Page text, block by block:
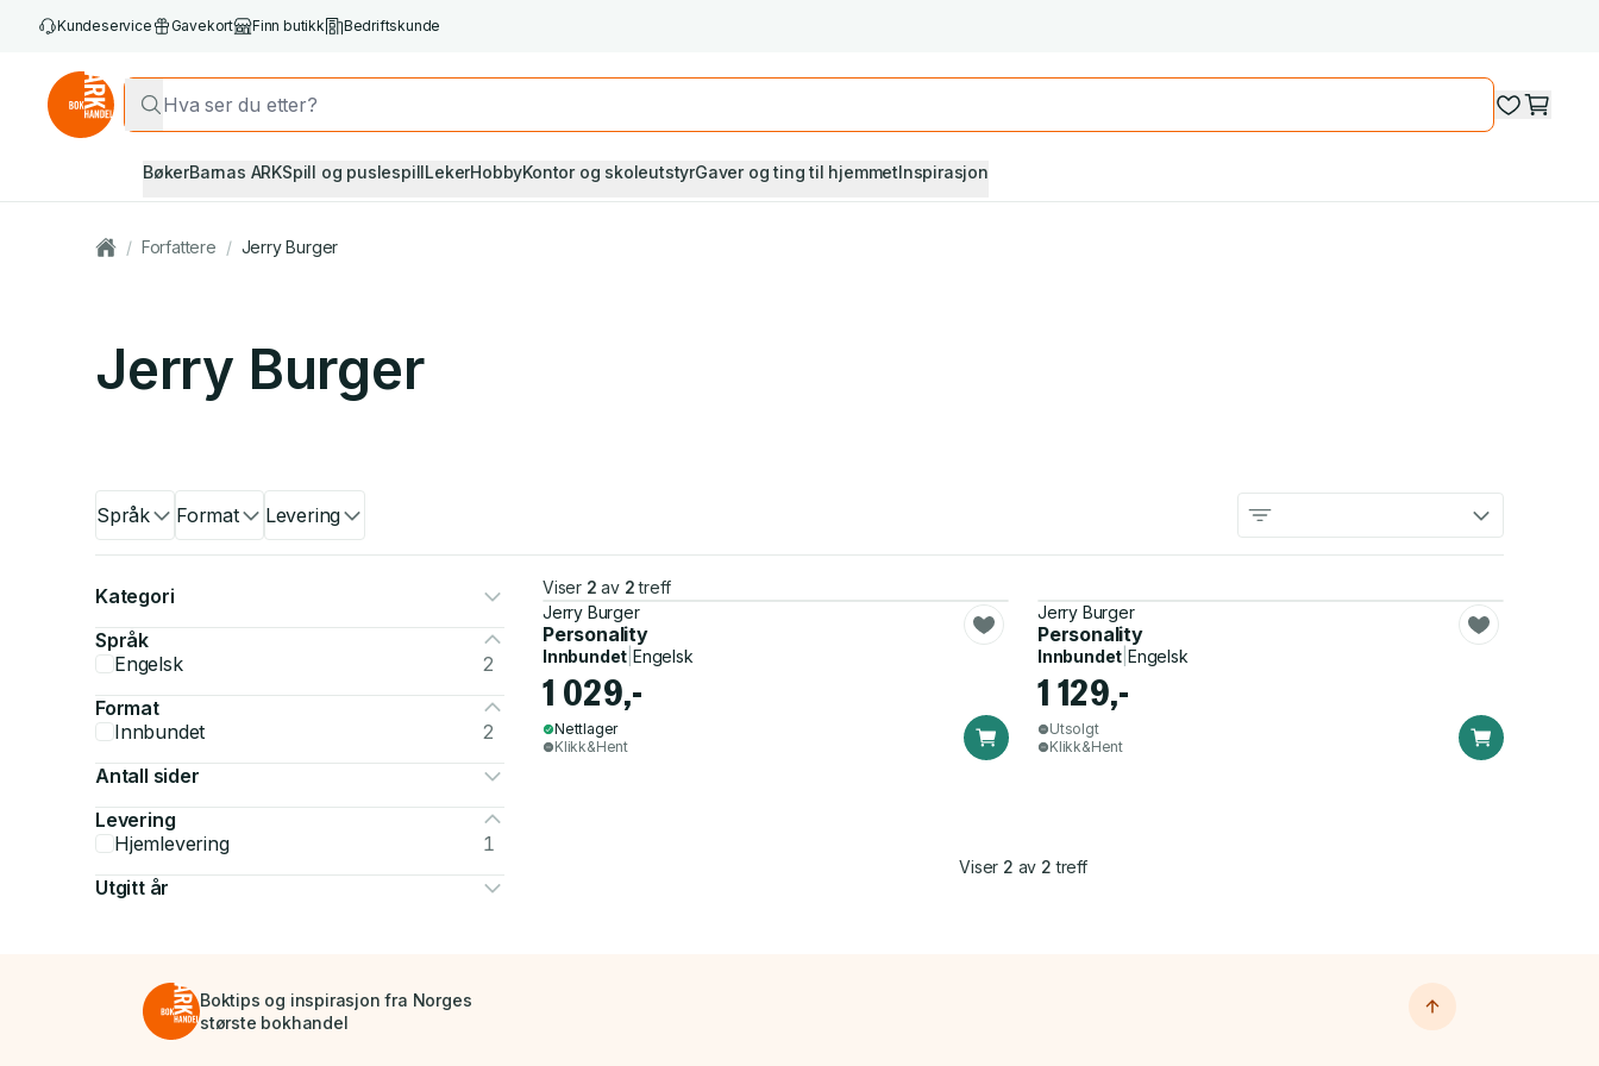
Kundeservice Gavekort Finn butikk Bedriftskunde
BøkerBarnas ARKSpill og puslespillLekerHobbyKontor og skoleutstyrGaver og ting til hjemmetInspirasjon
/ Forfattere / Jerry Burger
Jerry Burger
Språk Format Levering
Kategori
Språk
Engelsk
2
Format
Innbundet
2
Antall sider
Levering
Hjemlevering
1
Utgitt år
Viser 2 av 2 treff
Jerry Burger
Personality
Innbundet |Engelsk
1 029,-
Nettlager
Klikk&Hent
Jerry Burger
Personality
Innbundet |Engelsk
1 129,-
Utsolgt
Klikk&Hent
Viser 2 av 2 treff
Boktips og inspirasjon fra Norges
største bokhandel